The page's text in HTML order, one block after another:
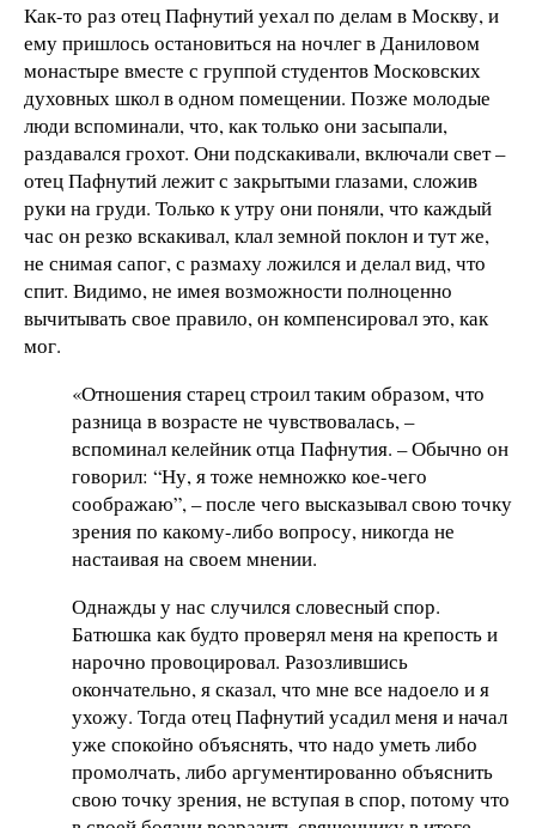
Как-то раз отец Пафнутий уехал по делам в Москву, и
ему пришлось остановиться на ночлег в Даниловом
монастыре вместе с группой студентов Московских
духовных школ в одном помещении. Позже молодые
люди вспоминали, что, как только они засыпали,
раздавался грохот. Они подскакивали, включали свет –
отец Пафнутий лежит с закрытыми глазами, сложив
руки на груди. Только к утру они поняли, что каждый
час он резко вскакивал, клал земной поклон и тут же,
не снимая сапог, с размаху ложился и делал вид, что
спит. Видимо, не имея возможности полноценно
вычитывать свое правило, он компенсировал это, как
мог.
«Отношения старец строил таким образом, что
разница в возрасте не чувствовалась, –
вспоминал келейник отца Пафнутия. – Обычно он
говорил: “Ну, я тоже немножко кое-чего
соображаю”, – после чего высказывал свою точку
зрения по какому-либо вопросу, никогда не
настаивая на своем мнении.
Однажды у нас случился словесный спор.
Батюшка как будто проверял меня на крепость и
нарочно провоцировал. Разозлившись
окончательно, я сказал, что мне все надоело и я
ухожу. Тогда отец Пафнутий усадил меня и начал
уже спокойно объяснять, что надо уметь либо
промолчать, либо аргументированно объяснить
свою точку зрения, не вступая в спор, потому что